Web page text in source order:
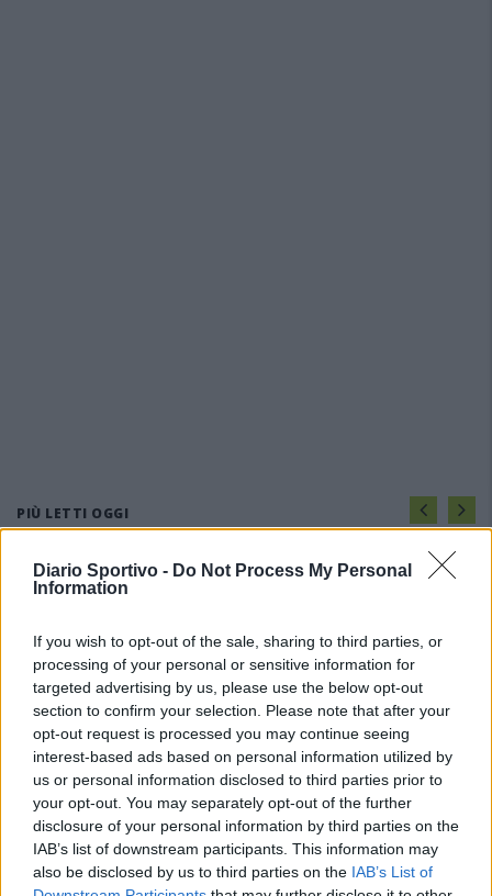
Diario Sportivo - Do Not Process My Personal
Information
If you wish to opt-out of the sale, sharing to third parties, or
processing of your personal or sensitive information for
targeted advertising by us, please use the below opt-out
section to confirm your selection. Please note that after your
opt-out request is processed you may continue seeing
interest-based ads based on personal information utilized by
us or personal information disclosed to third parties prior to
your opt-out. You may separately opt-out of the further
disclosure of your personal information by third parties on the
IAB’s list of downstream participants. This information may
also be disclosed by us to third parties on the IAB’s List of
PIÙ LETTI OGGI
L'Ilva si completa con Markic, Contucci,
Il Monastir riparte dai pilastri Masia, Pinna e
Aloia, il primo acquisto è Loru
7 Ago 2026
Gran colpo dell'Ossese, per la difesa c'è l'ex
Torres Riccardo Idda
7 Ago 2026